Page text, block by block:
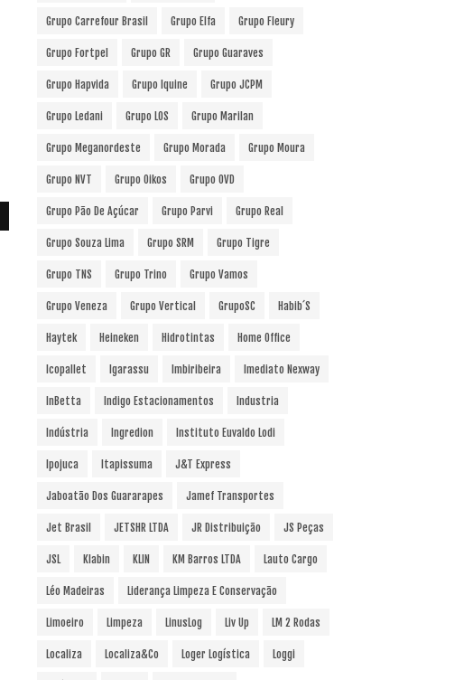
Grupo Carrefour Brasil Grupo Elfa Grupo Fleury
Grupo Fortpel Grupo GR Grupo Guaraves
Grupo Hapvida Grupo Iquine Grupo JCPM
Grupo Ledani Grupo LOS Grupo Marilan
Grupo Meganordeste Grupo Morada Grupo Moura
Grupo NVT Grupo Oikos Grupo OVD
Grupo Pão De Açúcar Grupo Parvi Grupo Real
Grupo Souza Lima Grupo SRM Grupo Tigre
Grupo TNS Grupo Trino Grupo Vamos
Grupo Veneza Grupo Vertical GrupoSC Habib´s
Haytek Heineken Hidrotintas Home Office
Icopallet Igarassu Imbiribeira Imediato Nexway
InBetta Indigo Estacionamentos Industria
Indústria Ingredion Instituto Euvaldo Lodi
Ipojuca Itapissuma J&T Express
Jaboatão Dos Guararapes Jamef Transportes
Jet Brasil JETSHR LTDA JR Distribuição JS Peças
JSL Klabin KLIN KM Barros LTDA Lauto Cargo
Léo Madeiras Liderança Limpeza E Conservação
Limoeiro Limpeza LinusLog Liv Up LM 2 Rodas
Localiza Localiza&Co Loger Logística Loggi